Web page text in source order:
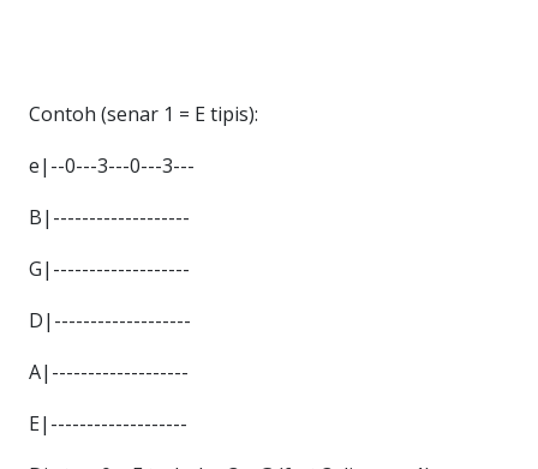
Contoh (senar 1 = E tipis):
e|--0---3---0---3---
B|-------------------
G|-------------------
D|-------------------
A|-------------------
E|-------------------